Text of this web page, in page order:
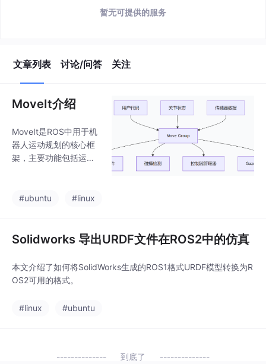
暂无可提供的服务
文章列表 讨论/问答 关注
MoveIt介绍
MoveIt是ROS中用于机
器人运动规划的核心框
架，主要功能包括运动
#ubuntu
#linux
Solidworks 导出URDF文件在ROS2中的仿真
本文介绍了如何将SolidWorks生成的ROS1格式URDF模型转换为R
OS2可用的格式。
#linux #ubuntu
到底了